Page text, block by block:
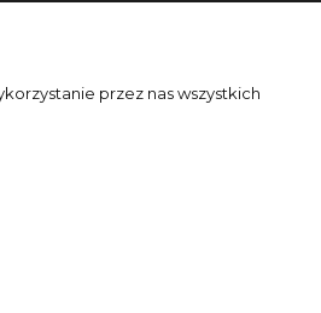
przez nas wszystkich